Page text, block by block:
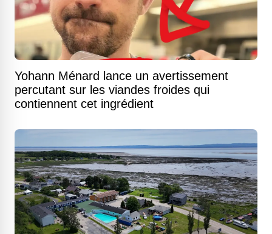
Yohann Ménard lance un avertissement
percutant sur les viandes froides qui
contiennent cet ingrédient